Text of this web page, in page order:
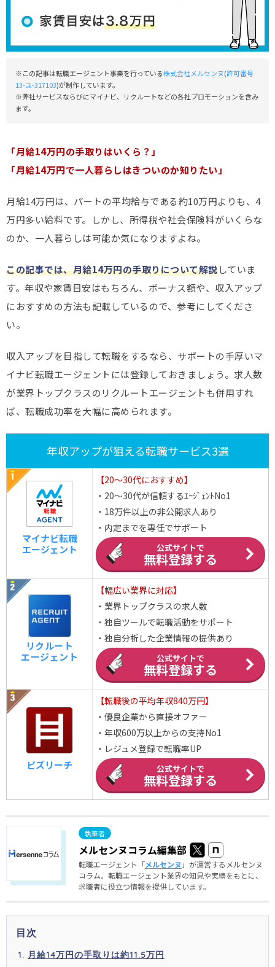
※この記事は転職エージェント事業を行っている株式会社メルセンヌ(許可番号
13-ユ-317103)が制作しています。
※弊社サービスならびにマイナビ、リクルートなどの各社プロモーションを含み
ます。
「月給14万円の手取りはいくら？」
「月給14万円で一人暮らしはきついのか知りたい」
月給14万円は、パートの平均給与である約10万円よりも、4
万円多い給料です。しかし、所得税や社会保険料がいくらな
のか、一人暮らしは可能か気になりますよね。
この記事では、月給14万円の手取りについて解説していま
す。年収や家賃目安はもちろん、ボーナス額や、収入アップ
におすすめの方法も記載しているので、参考にしてくださ
い。
収入アップを目指して転職をするなら、サポートの手厚いマ
イナビ転職エージェントには登録しておきましょう。求人数
が業界トップクラスのリクルートエージェントも併用すれ
ば、転職成功率を大幅に高められます。
年収アップが狙える転職サービス3選
マイナビ転職
エージェント
【20～30代におすすめ】
・20～30代が信頼するｴｰｼﾞｪﾝﾄNo1
・18万件以上の非公開求人あり
・内定までを専任でサポート
公式サイトで
無料登録する
リクルート
エージェント
【幅広い業界に対応】
・業界トップクラスの求人数
・独自ツールで転職活動をサポート
・独自分析した企業情報の提供あり
公式サイトで
無料登録する
ビズリーチ
【転職後の平均年収840万円】
・優良企業から直接オファー
・年収600万以上からの支持No1
・レジュメ登録で転職率UP
公式サイトで
無料登録する
メルセンヌコラム編集部
転職エージェント「メルセンヌ 」が運営するメルセンヌ
コラム。転職エージェント業界の知見や実績をもとに、
求職者に役立つ情報を提供しています。
目次
月給14万円の手取りは約11.5万円